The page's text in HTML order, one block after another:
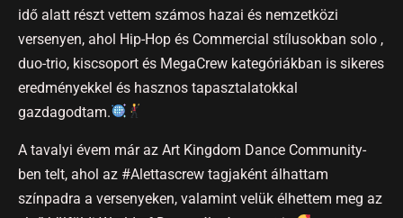
idő alatt részt vettem számos hazai és nemzetközi
versenyen, ahol Hip-Hop és Commercial stílusokban solo ,
duo-trio, kiscsoport és MegaCrew kategóriákban is sikeres
eredményekkel és hasznos tapasztalatokkal
gazdagodtam.
A tavalyi évem már az Art Kingdom Dance Community-
ben telt, ahol az #Alettascrew tagjaként álhattam
színpadra a versenyeken, valamint velük élhettem meg az